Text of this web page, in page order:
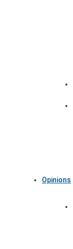
Opinions